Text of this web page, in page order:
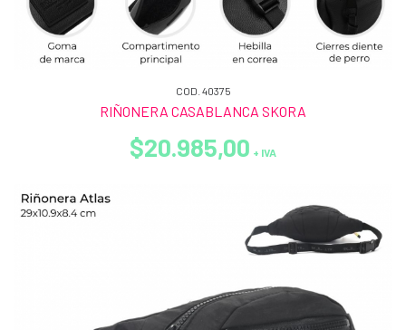
COD. 40375
RIÑONERA CASABLANCA SKORA
$20.985,00 + IVA